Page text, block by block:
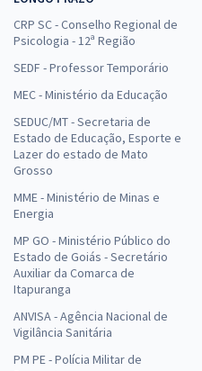
CRP SC - Conselho Regional de
Psicologia - 12ª Região
SEDF - Professor Temporário
MEC - Ministério da Educação
SEDUC/MT - Secretaria de
Estado de Educação, Esporte e
Lazer do estado de Mato
Grosso
MME - Ministério de Minas e
Energia
MP GO - Ministério Público do
Estado de Goiás - Secretário
Auxiliar da Comarca de
Itapuranga
ANVISA - Agência Nacional de
Vigilância Sanitária
PM PE - Polícia Militar de